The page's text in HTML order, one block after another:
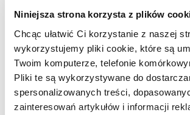
Niniejsza strona korzysta z plików
Chcąc ułatwić Ci korzystanie z naszej
wykorzystujemy pliki cookie, które są
Twoim komputerze, telefonie
Pliki te są wykorzystywane do
spersonalizowanych treści,
zainteresowań artykułów i informacji
- AUTOR ARTYKUŁU - PROFIL
26.08.2025, 05:15